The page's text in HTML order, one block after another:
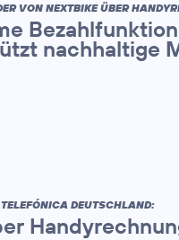
VON NEXTBIKE ÜBER
nachhaltige
DEUTSCHLAND: